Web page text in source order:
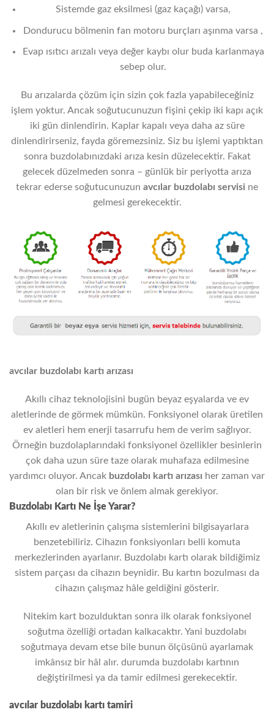
Sistemde gaz eksilmesi (gaz kaçağı) varsa,
Dondurucu bölmenin fan motoru burçları aşınma varsa ,
Evap ısıtıcı arızalı veya değer kaybı olur buda karlanmaya
sebep olur.
Bu arızalarda çözüm için sizin çok fazla yapabileceğiniz
işlem yoktur. Ancak soğutucunuzun fişini çekip iki kapı açık
iki gün dinlendirin. Kaplar kapalı veya daha az süre
dinlendirirseniz, fayda göremezsiniz. Siz bu işlemi yaptıktan
sonra buzdolabınızdaki arıza kesin düzelecektir. Fakat
gelecek düzelmeden sonra – günlük bir periyotta arıza
tekrar ederse soğutucunuzun avcılar buzdolabı servisi ne
gelmesi gerekecektir.
avcılar buzdolabı kartı arızası
Akıllı cihaz teknolojisini bugün beyaz eşyalarda ve ev
aletlerinde de görmek mümkün. Fonksiyonel olarak üretilen
ev aletleri hem enerji tasarrufu hem de verim sağlıyor.
Örneğin buzdolaplarındaki fonksiyonel özellikler besinlerin
çok daha uzun süre taze olarak muhafaza edilmesine
yardımcı oluyor. Ancak buzdolabı kartı arızası her zaman var
olan bir risk ve önlem almak gerekiyor.
Buzdolabı Kartı Ne İşe Yarar?
Akıllı ev aletlerinin çalışma sistemlerini bilgisayarlara
benzetebiliriz. Cihazın fonksiyonları belli komuta
merkezlerinden ayarlanır. Buzdolabı kartı olarak bildiğimiz
sistem parçası da cihazın beynidir. Bu kartın bozulması da
cihazın çalışmaz hâle geldiğini gösterir.
Nitekim kart bozulduktan sonra ilk olarak fonksiyonel
soğutma özelliği ortadan kalkacaktır. Yani buzdolabı
soğutmaya devam etse bile bunun ölçüsünü ayarlamak
imkânsız bir hâl alır. durumda buzdolabı kartının
değiştirilmesi ya da tamir edilmesi gerekecektir.
avcılar buzdolabı kartı tamiri